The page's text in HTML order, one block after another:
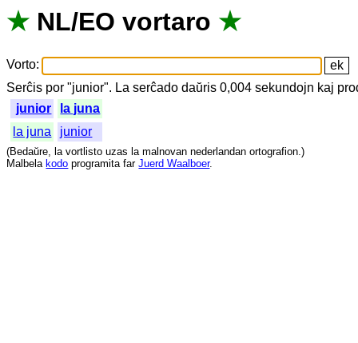
★ NL/EO vortaro ★
Vorto:
Serĉis por "junior". La serĉado daŭris 0,004sekundojn kaj
junior
la juna
la juna
junior
(Bedaŭre, la vortlisto uzas la malnovan nederlandan ortografion.)
Malbela kodo programita far Juerd Waalboer.